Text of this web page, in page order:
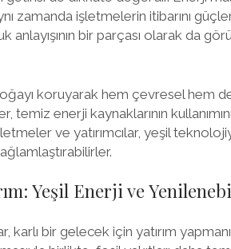
zamanda işletmelerin itibarını
anlayışının bir parçası olarak da
koruyarak hem çevresel hem
enerji kaynaklarının
ve yatırımcılar, yeşil
Yeşil Enerji ve
karlı bir gelecek için yatırım